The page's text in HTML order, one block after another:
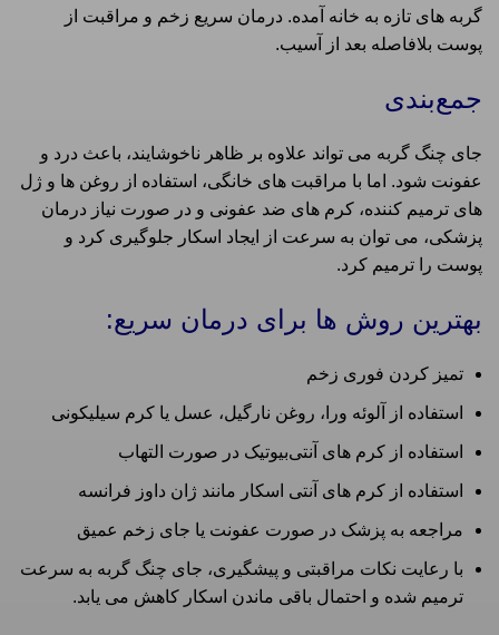
گربه‌ های تازه به خانه آمده. درمان سریع زخم و مراقبت از
پوست بلافاصله بعد از آسیب.
جمع‌بندی
جای چنگ گربه می‌ تواند علاوه بر ظاهر ناخوشایند، باعث درد و
عفونت شود. اما با مراقبت‌ های خانگی، استفاده از روغن‌ ها و ژل‌
های ترمیم‌ کننده، کرم‌ های ضد عفونی و در صورت نیاز درمان
پزشکی، می‌ توان به سرعت از ایجاد اسکار جلوگیری کرد و
پوست را ترمیم کرد.
بهترین روش‌ ها برای درمان سریع:
تمیز کردن فوری زخم
استفاده از آلوئه‌ ورا، روغن نارگیل، عسل یا کرم سیلیکونی
استفاده از کرم‌ های آنتی‌بیوتیک در صورت التهاب
استفاده از کرم های آنتی اسکار مانند ژان داوز فرانسه
مراجعه به پزشک در صورت عفونت یا جای زخم عمیق
با رعایت نکات مراقبتی و پیشگیری، جای چنگ گربه به سرعت
ترمیم شده و احتمال باقی ماندن اسکار کاهش می‌ یابد.